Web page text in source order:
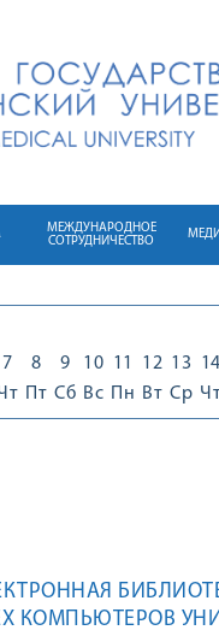
МЕЖДУНАРОДНОЕ
СОТРУДНИЧЕСТВО
7
8
Пт
9
Сб
10
Вс
11
Пн
12
Вт
13
Ср
КОМПЬЮТЕРОВ